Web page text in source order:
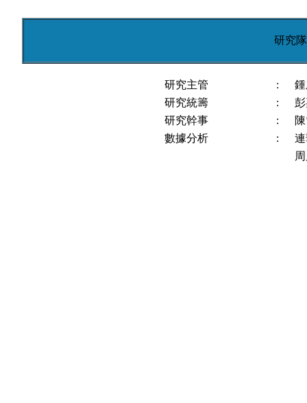
研究
研究主管 :
研究統籌
:
研究幹事
:
數據分析
: